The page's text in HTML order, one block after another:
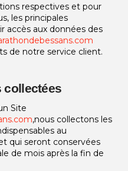
respectives et pour
les principales
accès aux données des
de notre service client.
collectées
Site
,nous collectons les
au
qui seront conservées
de mois après la fin de